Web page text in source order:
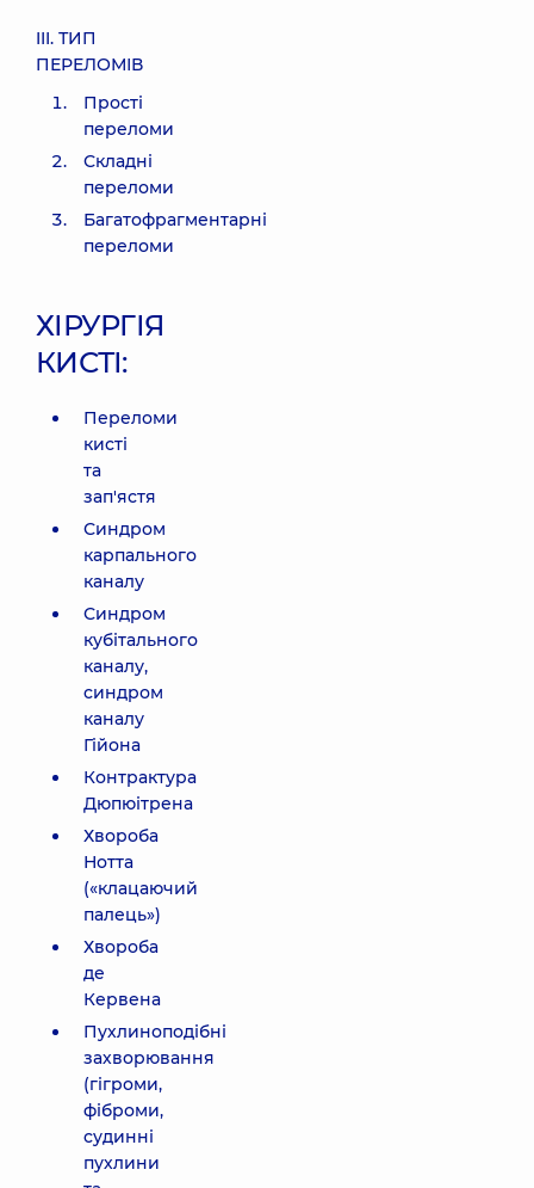
III. ТИП
ПЕРЕЛОМІВ
Прості
переломи
Складні
переломи
Багатофрагментарні
переломи
ХІРУРГІЯ
КИСТІ:
Переломи
кисті
та
зап'ястя
Синдром
карпального
каналу
Синдром
кубітального
каналу,
синдром
каналу
Гійона
Контрактура
Дюпюітрена
Хвороба
Нотта
(«клацаючий
палець»)
Хвороба
де
Кервена
Пухлиноподібні
захворювання
(гігроми,
фіброми,
судинні
пухлини